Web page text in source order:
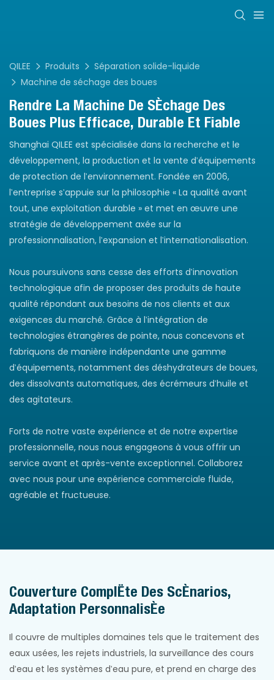
QILEE Produits
Séparation solide-liquide
Machine de séchage des boues
Rendre La Machine De Séchage Des
Boues Plus Efficace, Durable Et Fiable
Shanghai QILEE est spécialisée dans la recherche et le
développement, la production et la vente d'équipements
de protection de l'environnement. Fondée en 2006,
l'entreprise s'appuie sur la philosophie « La qualité avant
tout, une exploitation durable » et met en œuvre une
stratégie de développement axée sur la
professionnalisation, l'expansion et l'internationalisation.
Nous poursuivons sans cesse des efforts d'innovation
technologique afin de proposer des produits de haute
qualité répondant aux besoins de nos clients et aux
exigences du marché. Grâce à l'intégration de
technologies étrangères de pointe, nous concevons et
fabriquons de manière indépendante une gamme
d'équipements, notamment des déshydrateurs de boues,
des dissolvants automatiques, des écrémeurs d'huile et
des agitateurs.
Forts de notre vaste expérience et de notre expertise
professionnelle, nous nous engageons à vous offrir un
service avant et après-vente exceptionnel. Collaborez
avec nous pour une expérience commerciale fluide,
agréable et fructueuse.
Couverture Complète Des Scénarios,
Adaptation Personnalisée
Il couvre de multiples domaines tels que le traitement des
eaux usées, les rejets industriels, la surveillance des cours
d'eau et les systèmes d'eau pure, et prend en charge des